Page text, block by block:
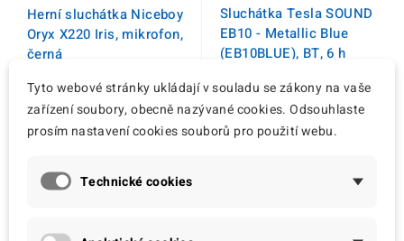
Herní sluchátka Niceboy
Oryx X220 Iris, mikrofon,
černá
380,00 Kč
Sluchátka Tesla SOUND
EB10 - Metallic Blue
(EB10BLUE), BT, 6 h
322,00 Kč
Tyto webové stránky ukládají v souladu se zákony na vaše
zařízení soubory, obecně nazývané cookies. Odsouhlaste
prosím nastavení cookies souborů pro použití webu.
Technické cookies